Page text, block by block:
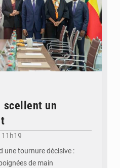
scellent un
11h19
une tournure décisive :
de main